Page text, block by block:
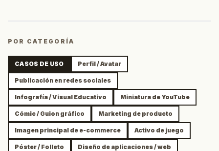
POR CATEGORÍA
CASOS DE USO Perfil / Avatar
Publicación en redes sociales
Infografía / Visual Educativo Miniatura de YouTube
Cómic / Guion gráfico Marketing de producto
Imagen principal de e-commerce Activo de juego
Póster / Folleto Diseño de aplicaciones / web